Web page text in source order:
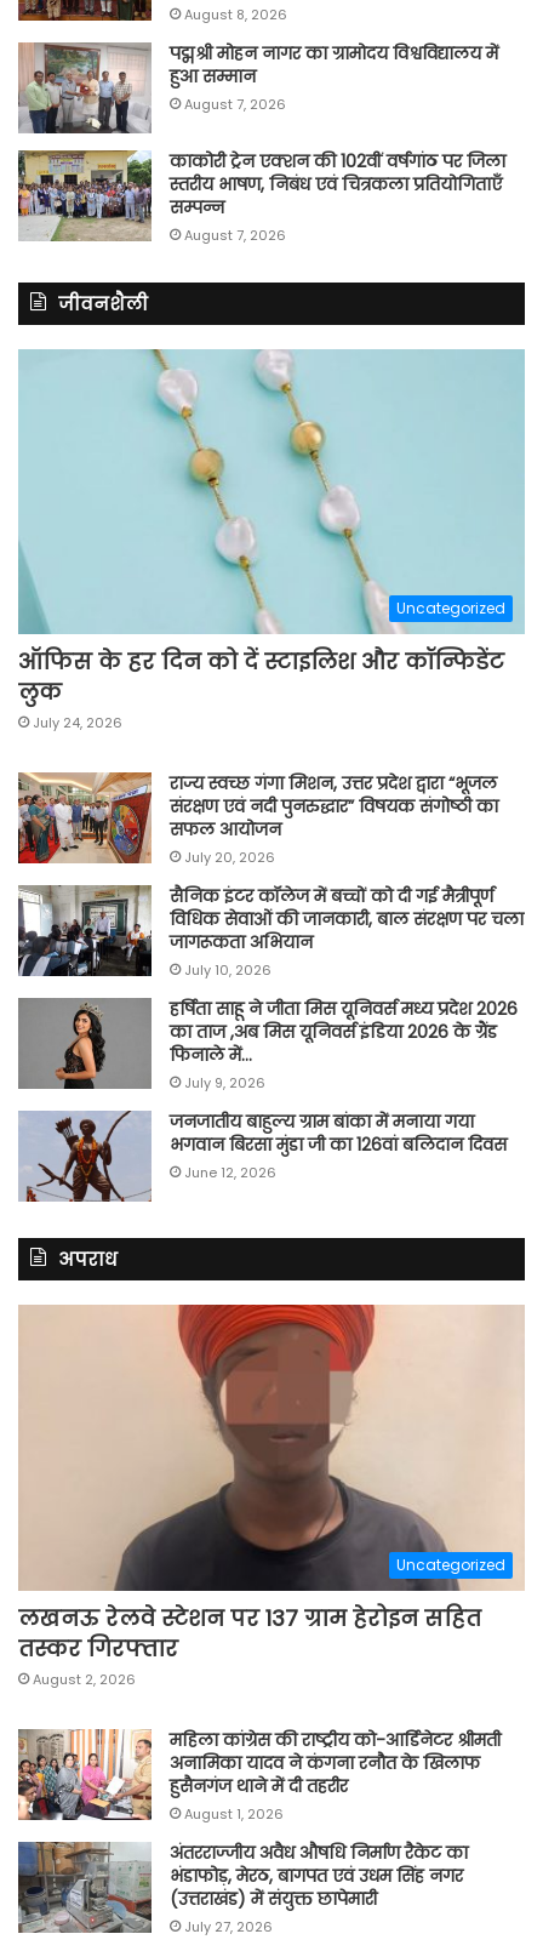
August 8, 2026
पद्मश्री मोहन नागर का ग्रामोदय विश्वविद्यालय में
हुआ सम्मान
August 7, 2026
काकोरी ट्रेन एक्शन की 102वीं वर्षगांठ पर जिला
स्तरीय भाषण, निबंध एवं चित्रकला प्रतियोगिताएँ
सम्पन्न
August 7, 2026
जीवनशैली
Uncategorized
ऑफिस के हर दिन को दें स्टाइलिश और कॉन्फिडेंट
लुक
July 24, 2026
राज्य स्वच्छ गंगा मिशन, उत्तर प्रदेश द्वारा “भूजल
संरक्षण एवं नदी पुनरुद्धार” विषयक संगोष्ठी का
सफल आयोजन
July 20, 2026
सैनिक इंटर कॉलेज में बच्चों को दी गई मैत्रीपूर्ण
विधिक सेवाओं की जानकारी, बाल संरक्षण पर चला
जागरूकता अभियान
July 10, 2026
हर्षिता साहू ने जीता मिस यूनिवर्स मध्य प्रदेश 2026
का ताज ,अब मिस यूनिवर्स इंडिया 2026 के ग्रैंड
फिनाले में…
July 9, 2026
जनजातीय बाहुल्य ग्राम बांका में मनाया गया
भगवान बिरसा मुंडा जी का 126वां बलिदान दिवस
June 12, 2026
अपराध
Uncategorized
लखनऊ रेलवे स्टेशन पर 137 ग्राम हेरोइन सहित
तस्कर गिरफ्तार
August 2, 2026
महिला कांग्रेस की राष्ट्रीय को-आर्डिनेटर श्रीमती
अनामिका यादव ने कंगना रनौत के खिलाफ
हुसैनगंज थाने में दी तहरीर
August 1, 2026
अंतरराज्जीय अवैध औषधि निर्माण रैकेट का
भंडाफोड़, मेरठ, बागपत एवं उधम सिंह नगर
(उत्तराखंड) में संयुक्त छापेमारी
July 27, 2026